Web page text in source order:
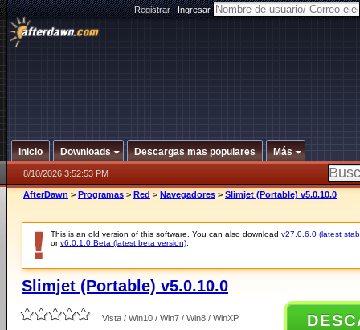
Registrar|Ingresar
Inicio Downloads Descargas mas populares Más
8/10/2026 3:52:53 PM
AfterDawn > Programas > Red > Navegadores > Slimjet (Portable) v5.0.10.0
This is an old version of this software. You can also download v27.0.6.0 (latest
orv6.0.1.0 Beta (latest beta version)
Slimjet (Portable) v5.0.10.0
Vista / Win10 / Win7 / Win8 / WinXP